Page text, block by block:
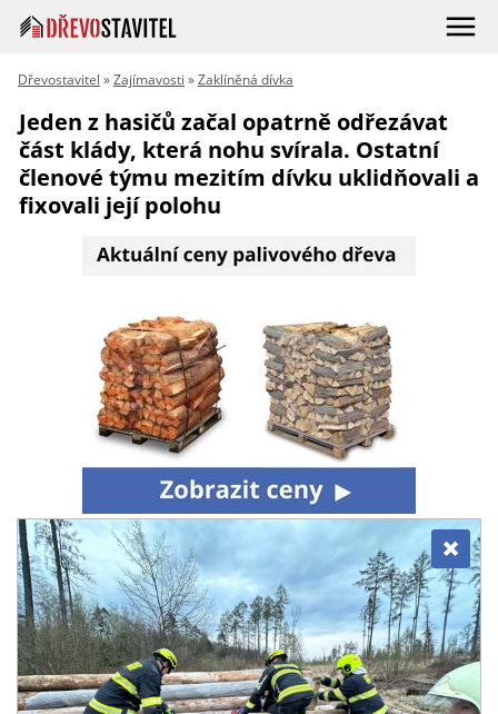
Dřevostavitel »Zajímavosti »Zaklíněná dívka
Jeden z hasičů začal opatrně odřezávat
část klády, která nohu svírala. Ostatní
členové týmu mezitím dívku uklidňovali a
fixovali její polohu